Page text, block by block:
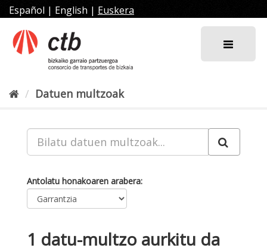
Joan
edukira
Español | English | Euskera
Datuen multzoak
Antolatu honakoaren arabera
1 datu-multzo aurkitu da